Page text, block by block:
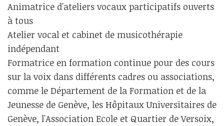
Animatrice d'ateliers vocaux participatifs ouverts
à tous
Atelier vocal et cabinet de musicothérapie
indépendant
Formatrice en formation continue pour des cours
sur la voix dans différents cadres ou associations,
comme le Département de la Formation et de la
Jeunesse de Genève, les Hôpitaux Universitaires de
Genève, l'Association Ecole et Quartier de Versoix,